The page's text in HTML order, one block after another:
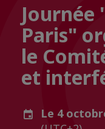
Journée
Paris"
le
et
Le 4